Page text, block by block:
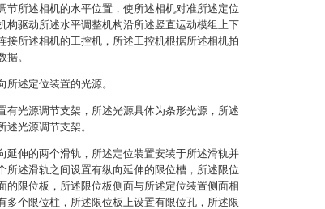
节所述相机的水平位置，使所述相机对准所述定位
构驱动所述水平调整机构沿所述竖直运动模组上下
接所述相机的工控机，所述工控机根据所述相机拍
。
述定位装置的光源。
有光源调节支架，所述光源具体为条形光源，所述
光源调节支架。
延伸的两个滑轨，所述定位装置安装于所述滑轨并
所述滑轨之间设置有纵向延伸的限位槽，所述限位
的限位板，所述限位板侧面与所述定位装置侧面相
多个限位柱，所述限位板上设置有限位孔，所述限